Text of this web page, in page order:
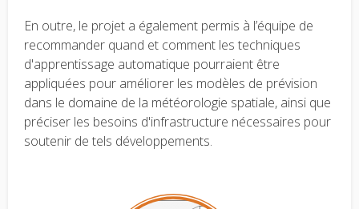
En outre, le projet a également permis à l’équipe de
recommander quand et comment les techniques
d'apprentissage automatique pourraient être
appliquées pour améliorer les modèles de prévision
dans le domaine de la météorologie spatiale, ainsi que
préciser les besoins d'infrastructure nécessaires pour
soutenir de tels développements.